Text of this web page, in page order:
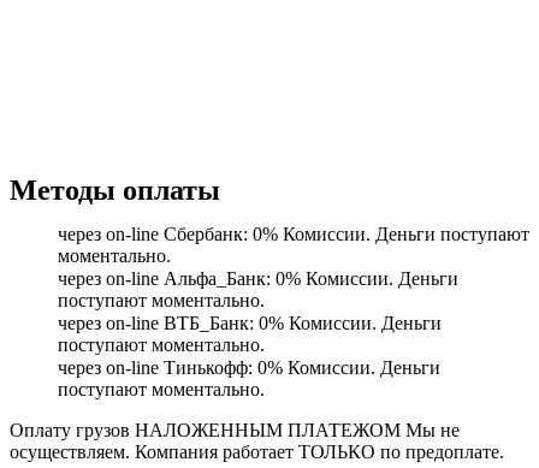
Методы оплаты
через on-line Сбербанк: 0% Комиссии. Деньги поступают
моментально.
через on-line Альфа_Банк: 0% Комиссии. Деньги
поступают моментально.
через on-line ВТБ_Банк: 0% Комиссии. Деньги
поступают моментально.
через on-line Тинькофф: 0% Комиссии. Деньги
поступают моментально.
Оплату грузов НАЛОЖЕННЫМ ПЛАТЕЖОМ Мы не
осуществляем. Компания работает ТОЛЬКО по предоплате.